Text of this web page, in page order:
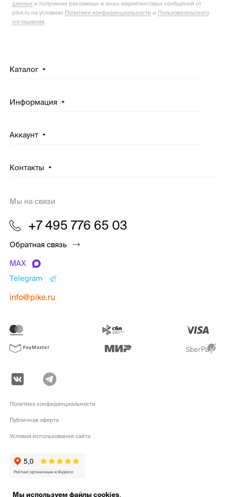
данных и получение рекламных и иных маркетинговых сообщений от
pike.ru на условиях Политики конфиденциальности и Пользовательского
соглашения
Каталог
Информация
Аккаунт
Контакты
Мы на связи
+7 495 776 65 03
Обратная связь
MAX
Telegram
info@pike.ru
pike.ru © 2010 - 2026 | Высококачественная
Политика конфиденциальности
Публичная оферта
Условия использования сайта
Мы используем файлы cookies.